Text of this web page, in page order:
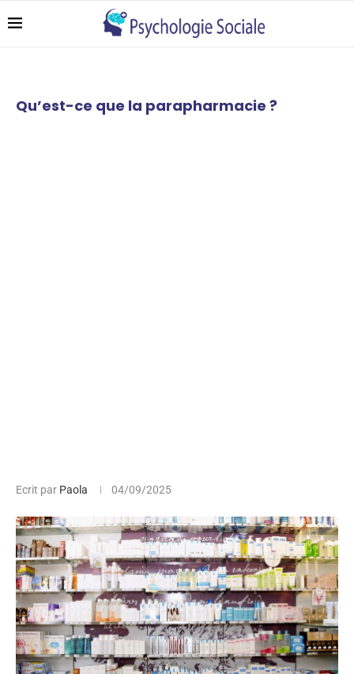
Qu’est-ce que la parapharmacie ?
Ecrit par Paola 04/09/2025